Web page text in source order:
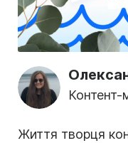
Життя творця